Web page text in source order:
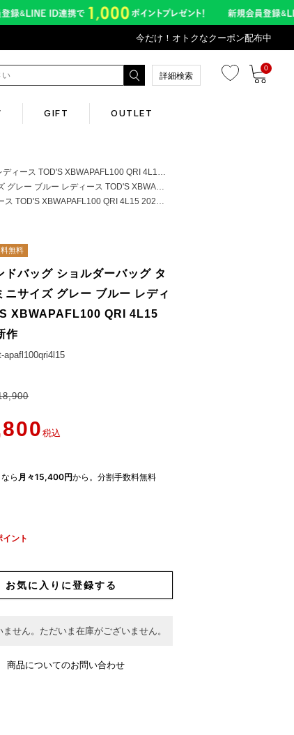
今だけ！オトクなクーポン配布中
詳細検索
0
GIFT OUTLET
Corporate
abox
XBWAPAFL100 QRI 4L15 2025秋冬新作
ース TOD'S XBWAPAFL100 QRI 4L15 2025秋冬新作
XBWAPAFL100 QRI 4L15 2025秋冬新作
無料
ドバッグ ショルダーバッグ タ
ニサイズ グレー ブルー レディ
XBWAPAFL100 QRI 4L15
作
apafl100qri4l15
税込
なら 月々15,400円から。分割手数料無料
イント
お気に入りに登録する
せん。ただいま在庫がございません。
商品についてのお問い合わせ